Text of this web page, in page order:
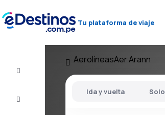
Tu plataforma de viaje
AerolíneasAer Arann
Ida y vuelta